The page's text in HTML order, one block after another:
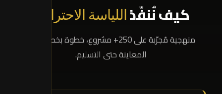
كيف نُنفّذ اللياسة الاحترافية
منهجية مُجرّبة على 250+ مشروع، خطوة بخطوة من
المعاينة حتى التسليم.